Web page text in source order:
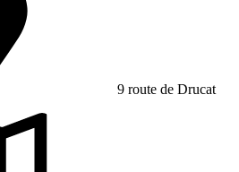
9 route de Drucat